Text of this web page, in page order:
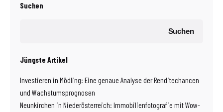
Suchen
Suchen
Jüngste Artikel
Investieren in Mödling: Eine genaue Analyse der Renditechancen
und Wachstumsprognosen
Neunkirchen in Niederösterreich: Immobilienfotografie mit Wow-